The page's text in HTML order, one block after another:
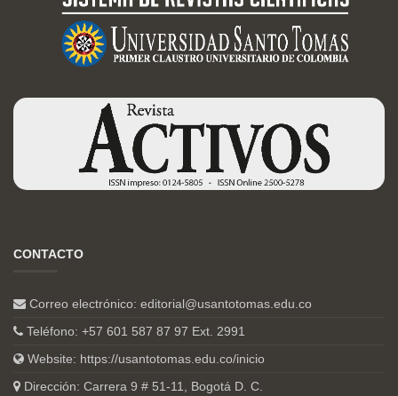
CONTACTO
Correo electrónico: editorial@usantotomas.edu.co
Teléfono: +57 601 587 87 97 Ext. 2991
Website: https://usantotomas.edu.co/inicio
Dirección: Carrera 9 # 51-11, Bogotá D. C.